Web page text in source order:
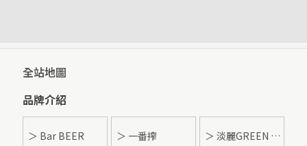
全站地圖
品牌介紹
＞ Bar BEER ＞ 一番搾 ＞ 淡麗GREEN LABEL